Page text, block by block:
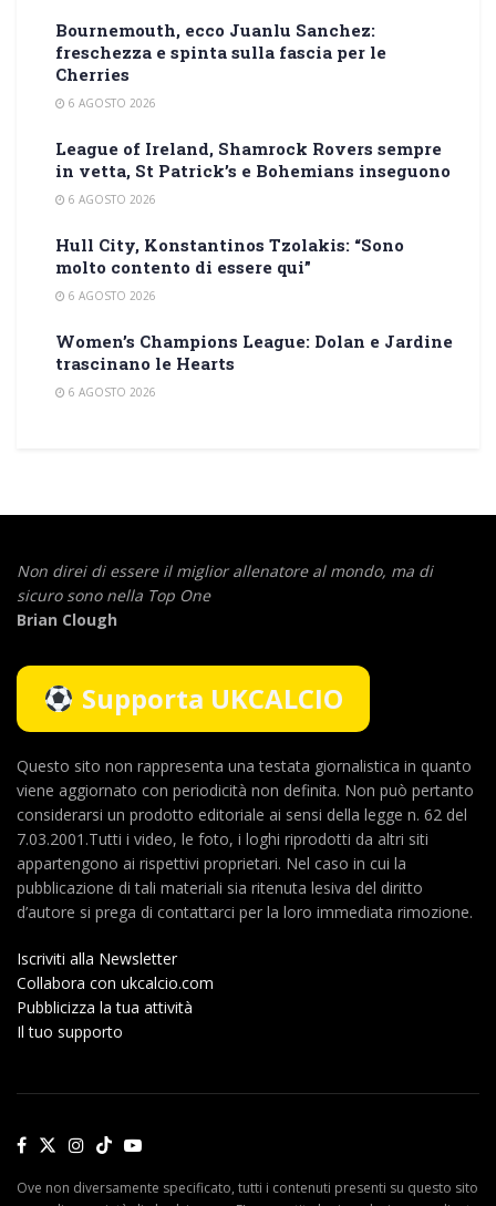
Bournemouth, ecco Juanlu Sanchez:
freschezza e spinta sulla fascia per le
Cherries
6 AGOSTO 2026
League of Ireland, Shamrock Rovers sempre
in vetta, St Patrick’s e Bohemians inseguono
6 AGOSTO 2026
Hull City, Konstantinos Tzolakis: “Sono
molto contento di essere qui”
6 AGOSTO 2026
Women’s Champions League: Dolan e Jardine
trascinano le Hearts
6 AGOSTO 2026
Non direi di essere il miglior allenatore al mondo, ma di
sicuro sono nella Top One
Brian Clough
Supporta UKCALCIO
Questo sito non rappresenta una testata giornalistica in quanto
viene aggiornato con periodicità non definita. Non può pertanto
considerarsi un prodotto editoriale ai sensi della legge n. 62 del
7.03.2001.Tutti i video, le foto, i loghi riprodotti da altri siti
appartengono ai rispettivi proprietari. Nel caso in cui la
pubblicazione di tali materiali sia ritenuta lesiva del diritto
d’autore si prega di contattarci per la loro immediata rimozione.
Iscriviti alla Newsletter
Collabora con ukcalcio.com
Pubblicizza la tua attività
Il tuo supporto
Ove non diversamente specificato, tutti i contenuti presenti su questo sito